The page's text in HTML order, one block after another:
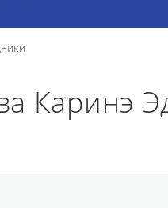
Каринэ